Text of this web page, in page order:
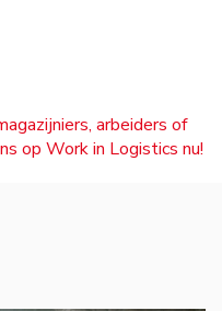
arbeiders of
op Work in Logistics nu!